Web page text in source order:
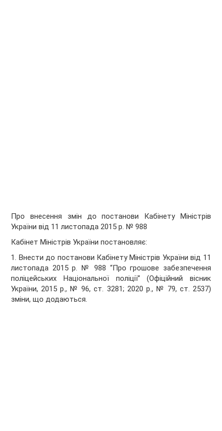
Про внесення змін до постанови Кабінету Міністрів
України від 11 листопада 2015 р. № 988
Кабінет Міністрів Українипостановляє:
1. Внести до постанови Кабінету Міністрів України від 11
листопада 2015 р. № 988 “Про грошове забезпечення
поліцейських Національної поліції” (Офіційний вісник
України, 2015 р., № 96, ст. 3281; 2020 р., № 79, ст. 2537)
зміни, що додаються.